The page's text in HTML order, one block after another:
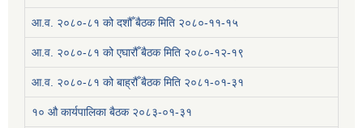
आ.व. २०८०-८१ को दशौँ बैठक मिति २०८०-११-१५
आ.व. २०८०-८१ को एघारौँ बैठक मिति २०८०-१२-१९
आ.व. २०८०-८१ को बाह्रौँ बैठक मिति २०८१-०१-३१
१० औ कार्यपालिका बैठक २०८३-०१-३१